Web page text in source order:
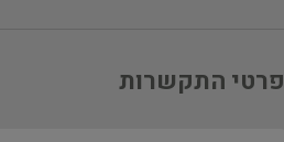
פרטי התקשרות